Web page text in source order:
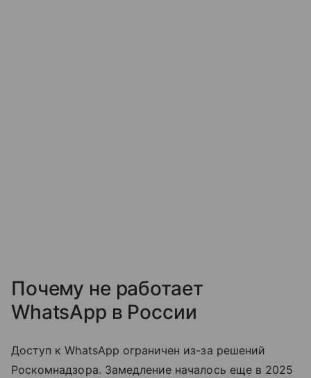
Почему не работает
WhatsApp в России
Доступ к WhatsApp ограничен из-за решений
Роскомнадзора. Замедление началось еще в 2025